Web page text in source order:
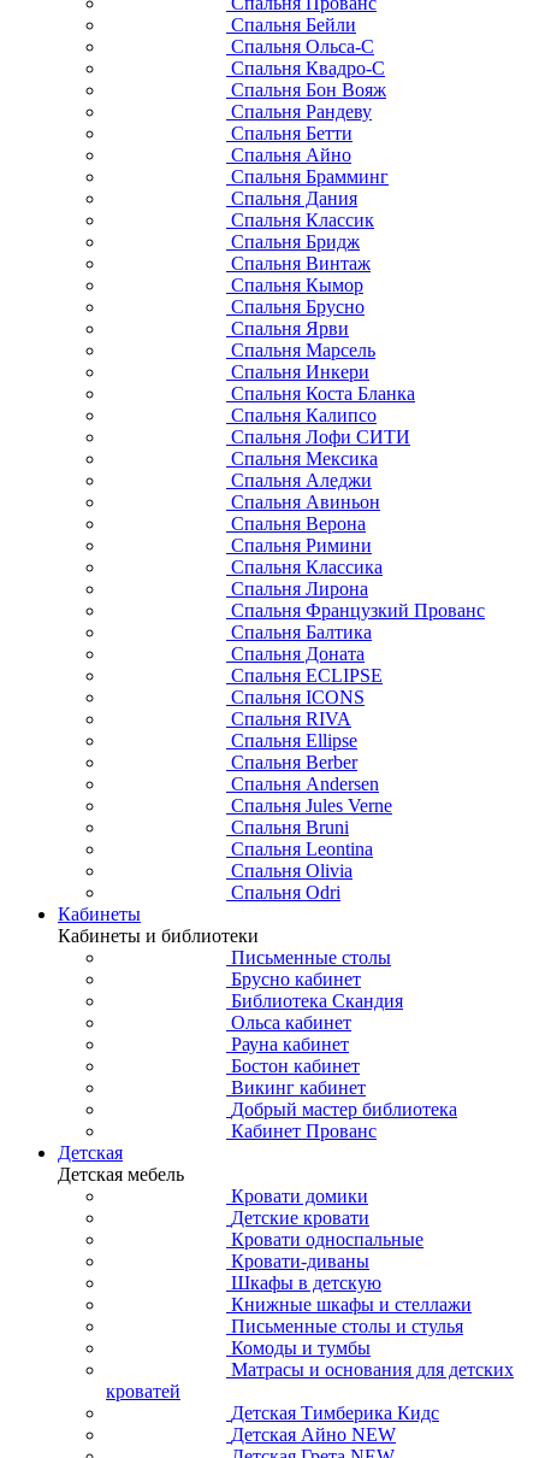
Спальня Бейли
Спальня Ольса-С
Спальня Квадро-С
Спальня Бон Вояж
Спальня Рандеву
Спальня Бетти
Спальня Айно
Спальня Брамминг
Спальня Дания
Спальня Классик
Спальня Бридж
Спальня Винтаж
Спальня Кымор
Спальня Брусно
Спальня Ярви
Спальня Марсель
Спальня Инкери
Спальня Коста Бланка
Спальня Калипсо
Спальня Лофи СИТИ
Спальня Мексика
Спальня Аледжи
Спальня Авиньон
Спальня Верона
Спальня Римини
Спальня Классика
Спальня Лирона
Спальня Французкий Прованс
Спальня Балтика
Спальня Доната
Спальня ECLIPSE
Спальня ICONS
Спальня RIVA
Спальня Ellipse
Спальня Berber
Спальня Andersen
Спальня Jules Verne
Спальня Bruni
Спальня Leontina
Спальня Olivia
Спальня Odri
Кабинеты
Кабинеты и библиотеки
Письменные столы
Брусно кабинет
Библиотека Скандия
Ольса кабинет
Рауна кабинет
Бостон кабинет
Викинг кабинет
Добрый мастер библиотека
Кабинет Прованс
Детская
Детская мебель
Кровати домики
Детские кровати
Кровати односпальные
Кровати-диваны
Шкафы в детскую
Книжные шкафы и стеллажи
Письменные столы и стулья
Комоды и тумбы
Матрасы и основания для детских
кроватей
Детская Тимберика Кидс
Детская Айно NEW